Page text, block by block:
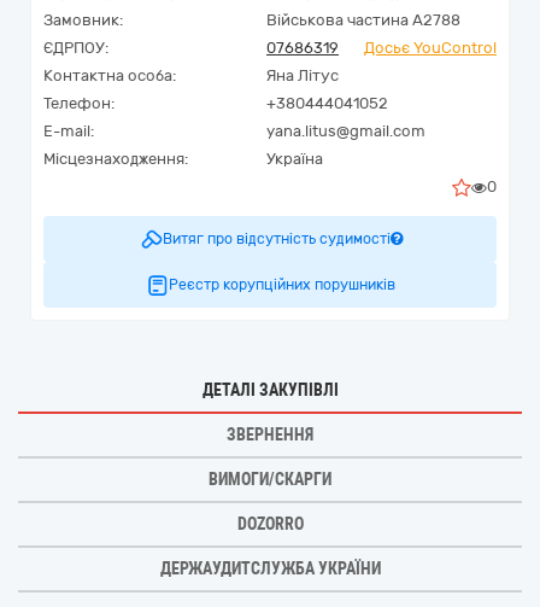
Замовник:
Військова частина А2788
ЄДРПОУ:
07686319
Досьє YouControl
Контактна особа:
Яна Літус
Телефон:
+380444041052
E-mail:
yana.litus@gmail.com
Місцезнаходження:
Україна
0
Витяг про відсутність судимості
Реєстр корупційних порушників
ДЕТАЛІ ЗАКУПІВЛІ
ЗВЕРНЕННЯ
ВИМОГИ/СКАРГИ
DOZORRO
ДЕРЖАУДИТСЛУЖБА УКРАЇНИ